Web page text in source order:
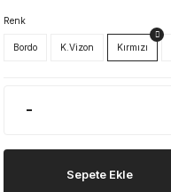
Renk
Bordo K.Vizon Kırmızı
Sepete Ekle